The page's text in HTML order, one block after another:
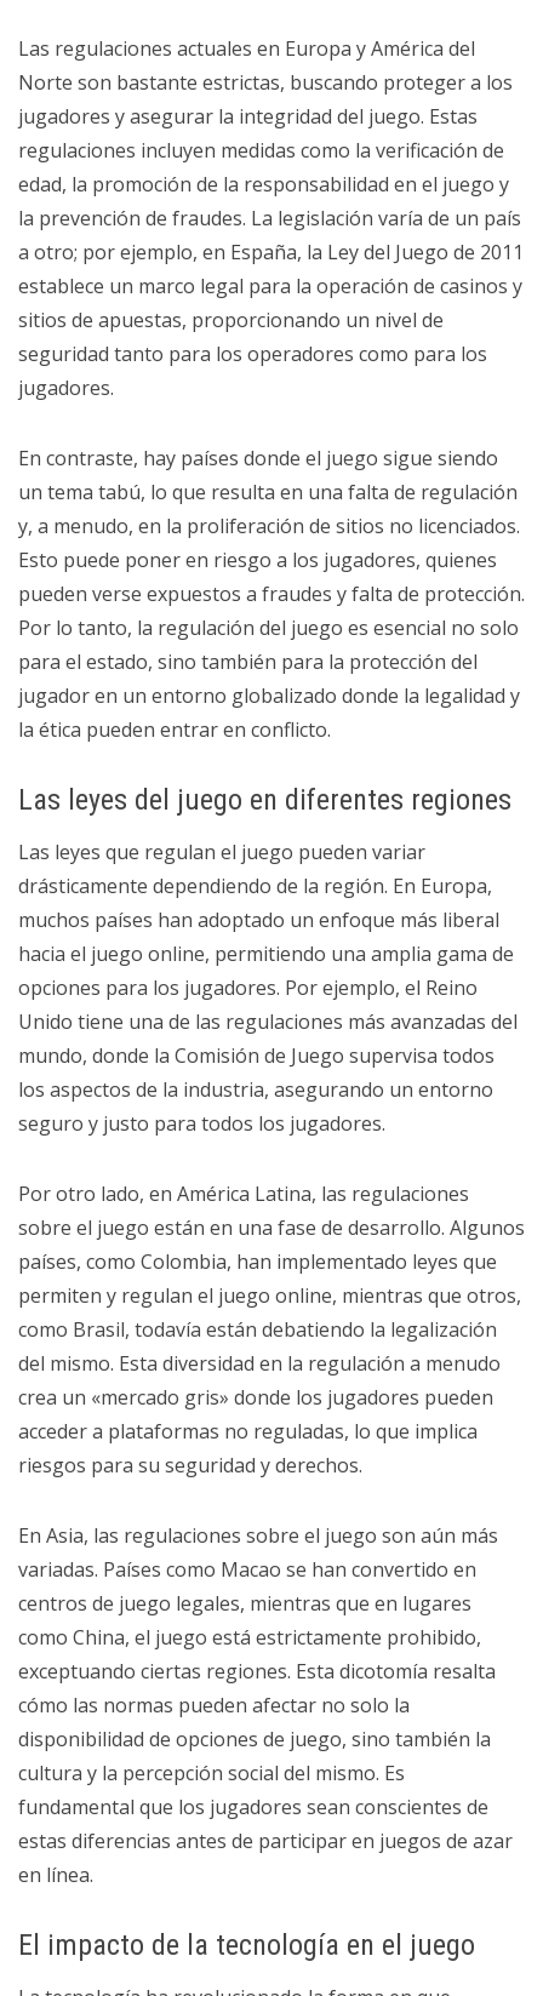
Las regulaciones actuales en Europa y América del
Norte son bastante estrictas, buscando proteger a los
jugadores y asegurar la integridad del juego. Estas
regulaciones incluyen medidas como la verificación de
edad, la promoción de la responsabilidad en el juego y
la prevención de fraudes. La legislación varía de un país
a otro; por ejemplo, en España, la Ley del Juego de 2011
establece un marco legal para la operación de casinos y
sitios de apuestas, proporcionando un nivel de
seguridad tanto para los operadores como para los
jugadores.
En contraste, hay países donde el juego sigue siendo
un tema tabú, lo que resulta en una falta de regulación
y, a menudo, en la proliferación de sitios no licenciados.
Esto puede poner en riesgo a los jugadores, quienes
pueden verse expuestos a fraudes y falta de protección.
Por lo tanto, la regulación del juego es esencial no solo
para el estado, sino también para la protección del
jugador en un entorno globalizado donde la legalidad y
la ética pueden entrar en conflicto.
Las leyes del juego en diferentes regiones
Las leyes que regulan el juego pueden variar
drásticamente dependiendo de la región. En Europa,
muchos países han adoptado un enfoque más liberal
hacia el juego online, permitiendo una amplia gama de
opciones para los jugadores. Por ejemplo, el Reino
Unido tiene una de las regulaciones más avanzadas del
mundo, donde la Comisión de Juego supervisa todos
los aspectos de la industria, asegurando un entorno
seguro y justo para todos los jugadores.
Por otro lado, en América Latina, las regulaciones
sobre el juego están en una fase de desarrollo. Algunos
países, como Colombia, han implementado leyes que
permiten y regulan el juego online, mientras que otros,
como Brasil, todavía están debatiendo la legalización
del mismo. Esta diversidad en la regulación a menudo
crea un «mercado gris» donde los jugadores pueden
acceder a plataformas no reguladas, lo que implica
riesgos para su seguridad y derechos.
En Asia, las regulaciones sobre el juego son aún más
variadas. Países como Macao se han convertido en
centros de juego legales, mientras que en lugares
como China, el juego está estrictamente prohibido,
exceptuando ciertas regiones. Esta dicotomía resalta
cómo las normas pueden afectar no solo la
disponibilidad de opciones de juego, sino también la
cultura y la percepción social del mismo. Es
fundamental que los jugadores sean conscientes de
estas diferencias antes de participar en juegos de azar
en línea.
El impacto de la tecnología en el juego